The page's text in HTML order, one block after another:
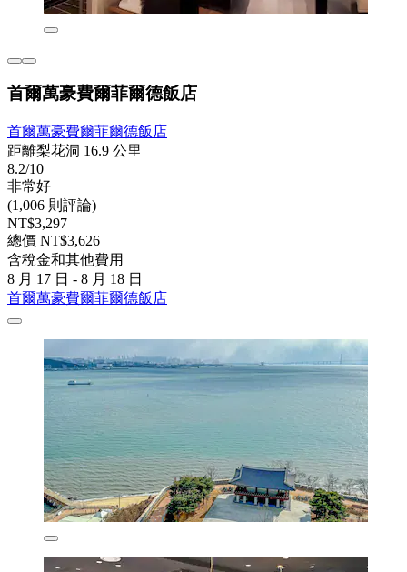
首爾萬豪費爾菲爾德飯店
首爾萬豪費爾菲爾德飯店
距離梨花洞 16.9 公里
8.2/10
非常好
(1,006 則評論)
NT$3,297
總價 NT$3,626
含稅金和其他費用
8 月 17 日 - 8 月 18 日
首爾萬豪費爾菲爾德飯店